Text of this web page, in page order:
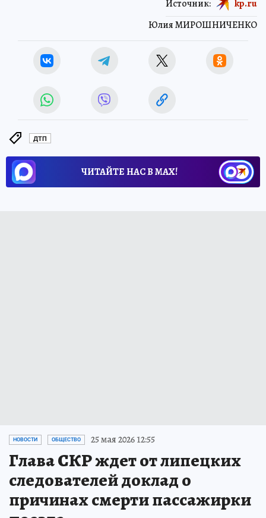
Юлия МИРОШНИЧЕНКО
Источник: kp.ru
ДТП
ЧИТАЙТЕ НАС В МАХ!
НОВОСТИ ОБЩЕСТВО 25 мая 2026 12:55
Глава СКР ждет от липецких
следователей доклад о
причинах смерти пассажирки